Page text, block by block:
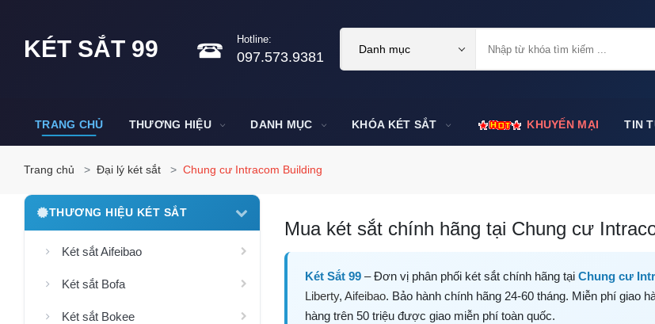
KÉT SẮT 99 Hotline:
097.573.9381 Danh mục
TRANG CHỦ THƯƠNG HIỆU DANH MỤC KHÓA KÉT SẮT KHUYẾN MẠI TIN
Trang chủ Đại lý két sắt Chung cư Intracom Building
THƯƠNG HIỆU KÉT SẮT
Két sắt Aifeibao
Két sắt Bofa
Két sắt Bokee
Mua két sắt chính hãng tại Chung cư
Két Sắt 99– Đơn vị phân phối két sắt chính hãng tại Chung cư
Liberty, Aifeibao. Bảo hành chính hãng 24-60 tháng. Miễn phí giao
hàng trên 50 triệu được giao miễn phí toàn quốc.